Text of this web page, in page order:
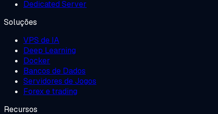
Dedicated Server
Soluções
VPS de IA
Deep Learning
Docker
Bancos de Dados
Servidores de Jogos
Forex e trading
Recursos